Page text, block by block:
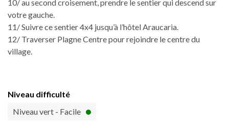
10/ au second croisement, prendre le sentier qui descend sur
votre gauche.
11/ Suivre ce sentier 4x4 jusqu’à l’hôtel Araucaria.
12/ Traverser Plagne Centre pour rejoindre le centre du
village.
Niveau difficulté
Niveau vert - Facile